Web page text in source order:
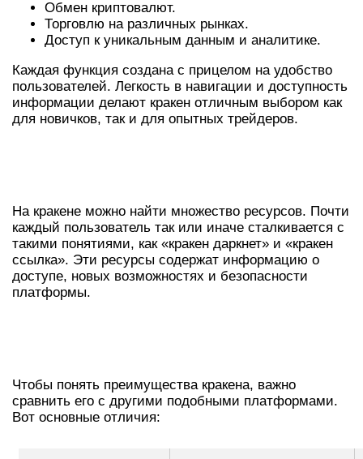
Обмен криптовалют.
Торговлю на различных рынках.
Доступ к уникальным данным и аналитике.
Каждая функция создана с прицелом на удобство
пользователей. Легкость в навигации и доступность
информации делают кракен отличным выбором как
для новичков, так и для опытных трейдеров.
На кракене можно найти множество ресурсов. Почти
каждый пользователь так или иначе сталкивается с
такими понятиями, как «кракен даркнет» и «кракен
ссылка». Эти ресурсы содержат информацию о
доступе, новых возможностях и безопасности
платформы.
Чтобы понять преимущества кракена, важно
сравнить его с другими подобными платформами.
Вот основные отличия: